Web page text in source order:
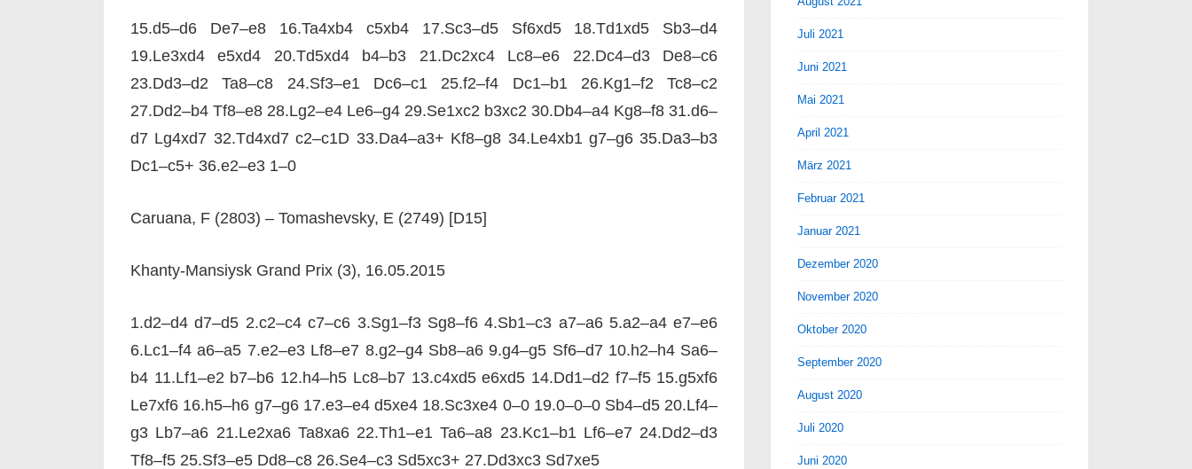
15.d5–d6 De7–e8 16.Ta4xb4 c5xb4 17.Sc3–d5 Sf6xd5 18.Td1xd5 Sb3–d4
19.Le3xd4 e5xd4 20.Td5xd4 b4–b3 21.Dc2xc4 Lc8–e6 22.Dc4–d3 De8–c6
23.Dd3–d2 Ta8–c8 24.Sf3–e1 Dc6–c1 25.f2–f4 Dc1–b1 26.Kg1–f2 Tc8–c2
27.Dd2–b4 Tf8–e8 28.Lg2–e4 Le6–g4 29.Se1xc2 b3xc2 30.Db4–a4 Kg8–f8 31.d6–
d7 Lg4xd7 32.Td4xd7 c2–c1D 33.Da4–a3+ Kf8–g8 34.Le4xb1 g7–g6 35.Da3–b3
Dc1–c5+ 36.e2–e3 1–0
Caruana, F (2803) – Tomashevsky, E (2749) [D15]
Khanty-Mansiysk Grand Prix (3), 16.05.2015
1.d2–d4 d7–d5 2.c2–c4 c7–c6 3.Sg1–f3 Sg8–f6 4.Sb1–c3 a7–a6 5.a2–a4 e7–e6
6.Lc1–f4 a6–a5 7.e2–e3 Lf8–e7 8.g2–g4 Sb8–a6 9.g4–g5 Sf6–d7 10.h2–h4 Sa6–
b4 11.Lf1–e2 b7–b6 12.h4–h5 Lc8–b7 13.c4xd5 e6xd5 14.Dd1–d2 f7–f5 15.g5xf6
Le7xf6 16.h5–h6 g7–g6 17.e3–e4 d5xe4 18.Sc3xe4 0–0 19.0–0–0 Sb4–d5 20.Lf4–
g3 Lb7–a6 21.Le2xa6 Ta8xa6 22.Th1–e1 Ta6–a8 23.Kc1–b1 Lf6–e7 24.Dd2–d3
Tf8–f5 25.Sf3–e5 Dd8–c8 26.Se4–c3 Sd5xc3+ 27.Dd3xc3 Sd7xe5
Juli 2021
Juni 2021
Mai 2021
April 2021
März 2021
Februar 2021
Januar 2021
Dezember 2020
November 2020
Oktober 2020
September 2020
August 2020
Juli 2020
Juni 2020